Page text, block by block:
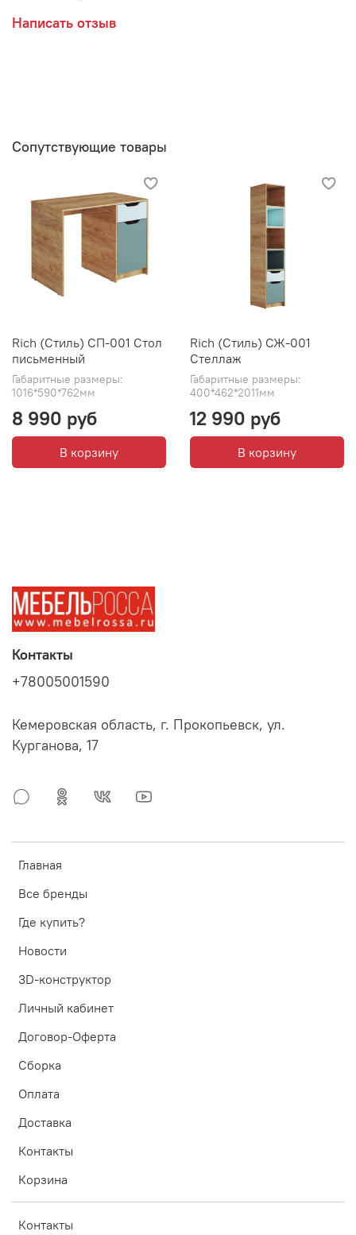
Написать отзыв
Сопутствующие товары
Rich (Стиль) СП-001 Стол
письменный
Габаритные размеры:
1016*590*762мм
8 990 руб
В корзину
Rich (Стиль) СЖ-001
Стеллаж
Габаритные размеры:
400*462*2011мм
12 990 руб
В корзину
Главная
Все бренды
Где купить?
Новости
3D-конструктор
Личный кабинет
Договор-Оферта
Сборка
Оплата
Доставка
Контакты
Корзина
Контакты
Контакты
+78005001590
Кемеровская область, г. Прокопьевск, ул.
Курганова, 17